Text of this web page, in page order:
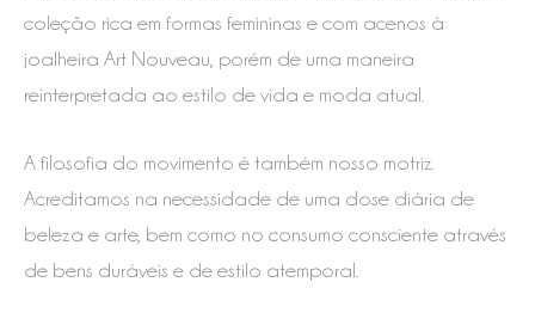
coleção rica em formas femininas e com acenos à
joalheira Art Nouveau, porém de uma maneira
reinterpretada ao estilo de vida e moda atual.
A filosofia do movimento é também nosso motriz.
Acreditamos na necessidade de uma dose diária de
beleza e arte, bem como no consumo consciente através
de bens duráveis e de estilo atemporal.